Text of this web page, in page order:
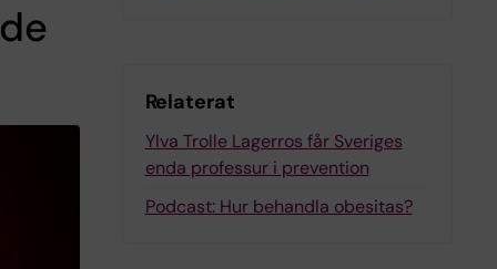
Relaterat
Ylva Trolle Lagerros får Sveriges
enda professur i prevention
Podcast: Hur behandla obesitas?